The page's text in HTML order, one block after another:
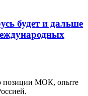
будет и дальше
позиции МОК, опыте